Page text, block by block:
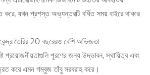
করে, যখন প্রশস্ত অভ্যন্তরটি বর্ধিত সময় বাইরে থাকার
তৈরির 20 বছরেরও বেশি অভিজ্ঞতা
প্রয়োজনীয়তাগুলি পূরণের জন্য উদ্ভাবন, স্থায়িত্ব এবং
করে এমন গম্বুজ তাঁবু সরবরাহ করে।